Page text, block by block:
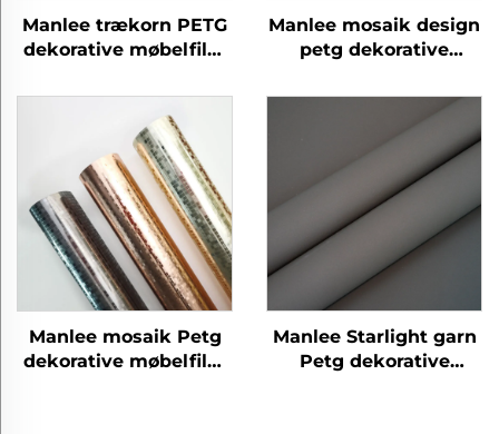
Manlee trækorn PETG
dekorative møbelfilm
hotel
Manlee mosaik design
petg dekorative
væggulv/plads
Manlee mosaik Petg
dekorative møbelfilm
Manlee Starlight garn
Petg dekorative